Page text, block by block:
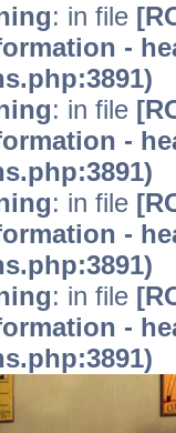
: in file
-
: in file
-
: in file
-
: in file
-